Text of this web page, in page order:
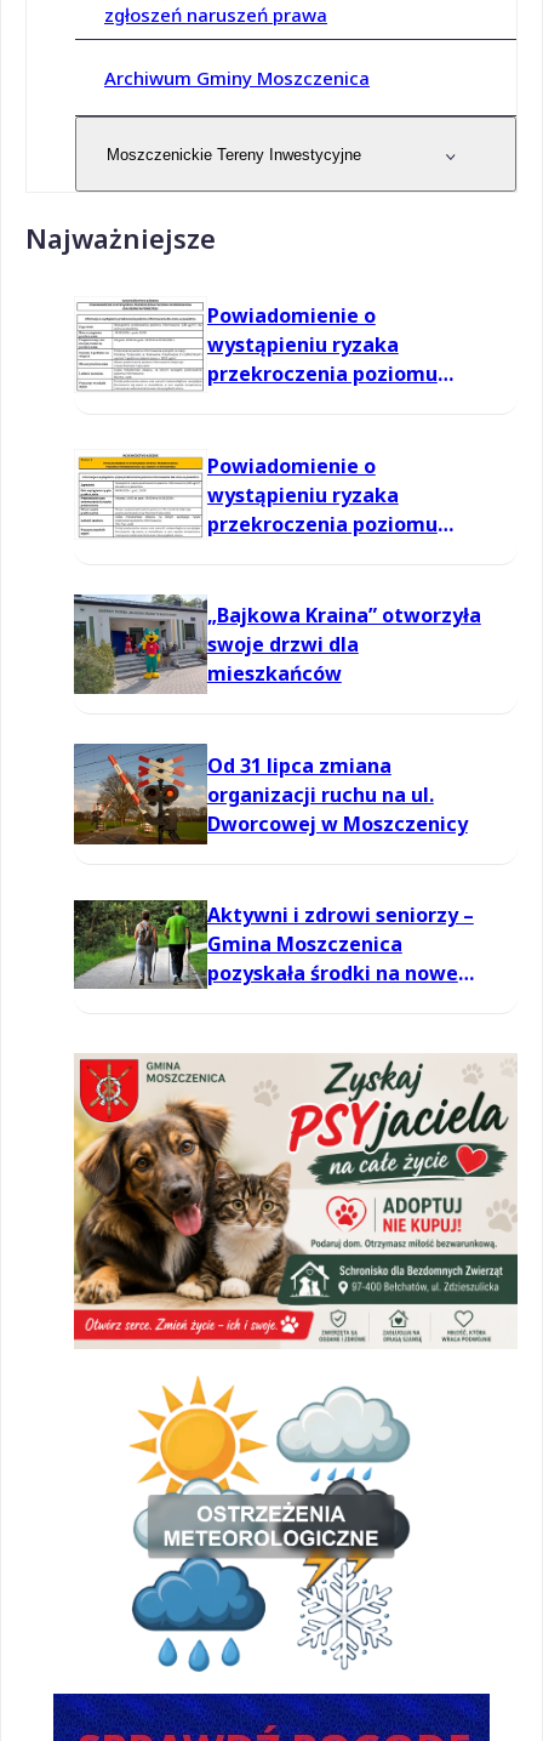
zgłoszeń naruszeń prawa
Archiwum Gminy Moszczenica
Moszczenickie Tereny Inwestycyjne
Najważniejsze
Powiadomienie o
wystąpieniu ryzaka
przekroczenia poziomu
Powiadomienie o
wystąpieniu ryzaka
przekroczenia poziomu
„Bajkowa Kraina” otworzyła
swoje drzwi dla
mieszkańców
Od 31 lipca zmiana
organizacji ruchu na ul.
Dworcowej w Moszczenicy
Aktywni i zdrowi seniorzy –
Gmina Moszczenica
pozyskała środki na nowe